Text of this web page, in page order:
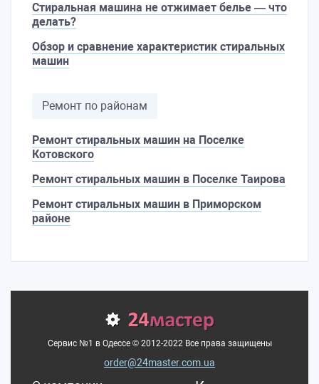
Стиральная машина не отжимает белье — что
делать?
Обзор и сравнение характеристик стиральных
машин
Ремонт по районам
Ремонт стиральных машин на Поселке
Котовского
Ремонт стиральных машин в Поселке Таирова
Ремонт стиральных машин в Приморском
районе
Сервис №1 в Одесcе © 2012-2022 Все права защищены
order@24master.com.ua